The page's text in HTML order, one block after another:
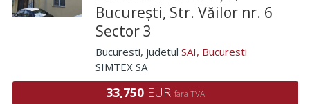
București, Str. Văilor nr. 6
Sector 3
Bucuresti, judetul SAI, Bucuresti
SIMTEX SA
33,750 EUR fara TVA